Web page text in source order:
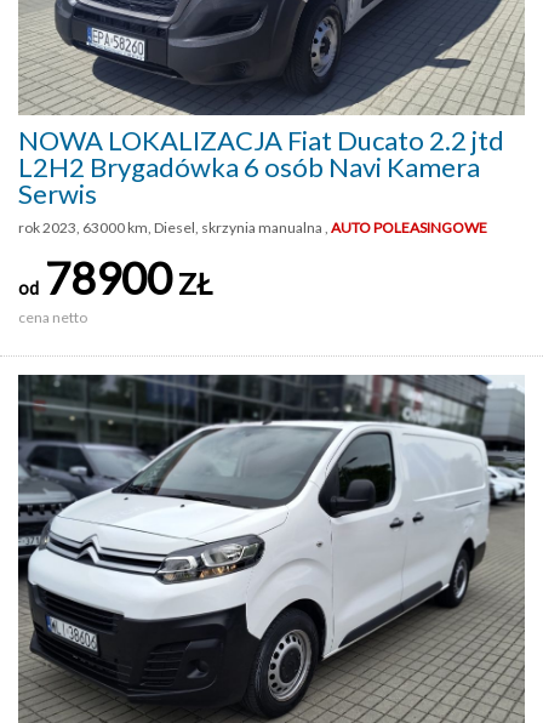
NOWA LOKALIZACJA Fiat Ducato 2.2 jtd
L2H2 Brygadówka 6 osób Navi Kamera
Serwis
rok 2023, 63000 km, Diesel, skrzynia manualna , AUTO POLEASINGOWE
od 78900ZŁ
cena netto